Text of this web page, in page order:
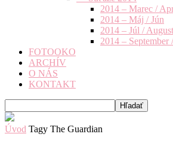
2014 – Marec /
2014 – Máj / Jún
2014 – Júl / August
2014 – September
FOTOOKO
ARCHÍV
O NÁS
KONTAKT
Úvod Tagy The Guardian